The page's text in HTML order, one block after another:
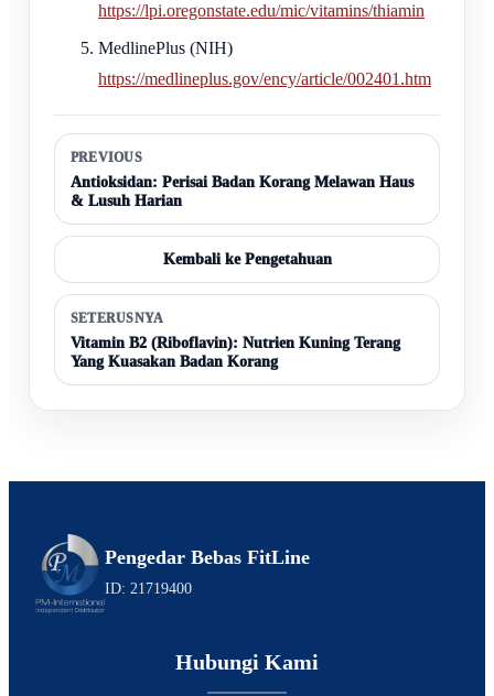
https://lpi.oregonstate.edu/mic/vitamins/thiamin
MedlinePlus (NIH)
https://medlineplus.gov/ency/article/002401.htm
PREVIOUS
Antioksidan: Perisai Badan Korang Melawan Haus
& Lusuh Harian
Kembali ke Pengetahuan
SETERUSNYA
Vitamin B2 (Riboflavin): Nutrien Kuning Terang
Yang Kuasakan Badan Korang
Pengedar Bebas FitLine
ID: 21719400
Hubungi Kami